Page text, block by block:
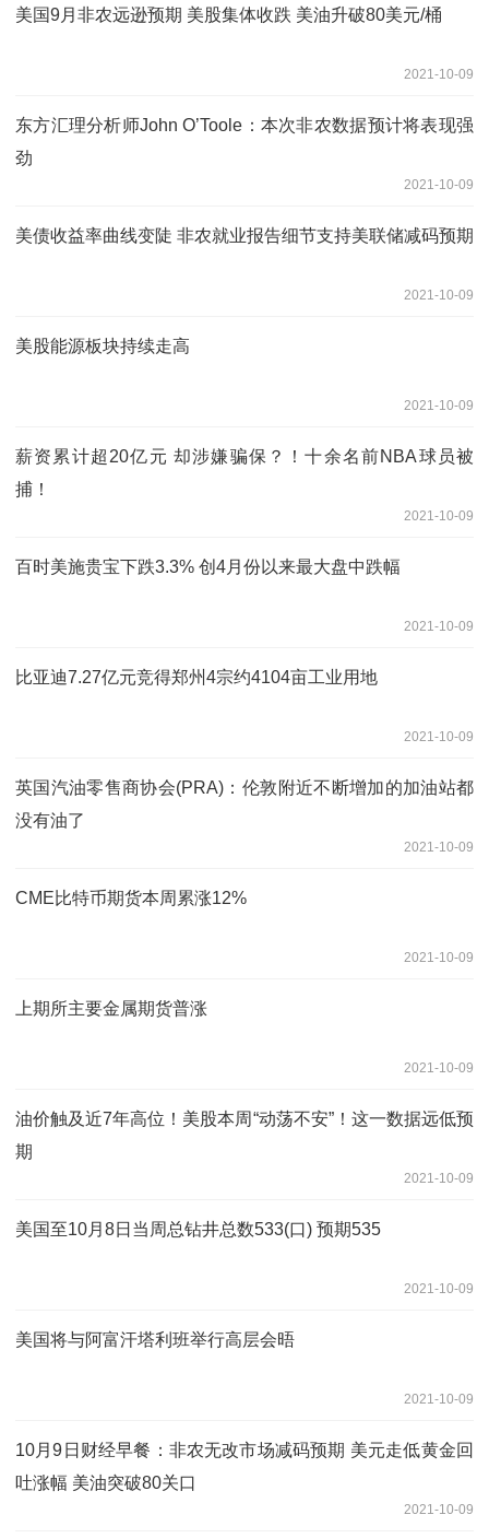
美国9月非农远逊预期 美股集体收跌 美油升破80美元/桶
2021-10-09
东方汇理分析师John O’Toole：本次非农数据预计将表现强
劲
2021-10-09
美债收益率曲线变陡 非农就业报告细节支持美联储减码预期
2021-10-09
美股能源板块持续走高
2021-10-09
薪资累计超20亿元 却涉嫌骗保？！十余名前NBA球员被
捕！
2021-10-09
百时美施贵宝下跌3.3% 创4月份以来最大盘中跌幅
2021-10-09
比亚迪7.27亿元竞得郑州4宗约4104亩工业用地
2021-10-09
英国汽油零售商协会(PRA)：伦敦附近不断增加的加油站都
没有油了
2021-10-09
CME比特币期货本周累涨12%
2021-10-09
上期所主要金属期货普涨
2021-10-09
油价触及近7年高位！美股本周“动荡不安”！这一数据远低预
期
2021-10-09
美国至10月8日当周总钻井总数533(口) 预期535
2021-10-09
美国将与阿富汗塔利班举行高层会晤
2021-10-09
10月9日财经早餐：非农无改市场减码预期 美元走低黄金回
吐涨幅 美油突破80关口
2021-10-09